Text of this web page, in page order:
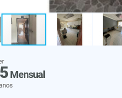
Mensual